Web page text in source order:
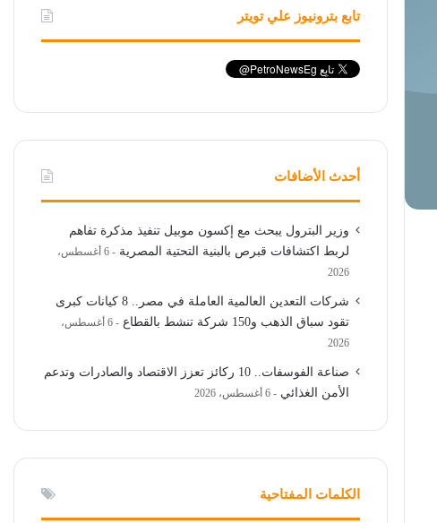
تابع بترونيوز علي تويتر
أحدث الأضافات
وزير البترول يبحث مع إكسون موبيل تنفيذ مذكرة تفاهم
لربط اكتشافات قبرص بالبنية التحتية المصرية
6 أغسطس،
2026
شركات التعدين العالمية العاملة في مصر.. 8 كيانات كبرى
تقود سباق الذهب و150 شركة تنشط بالقطاع
6 أغسطس،
2026
صناعة الفوسفات.. 10 ركائز تعزز الاقتصاد والصادرات وتدعم
الأمن الغذائي
6 أغسطس، 2026
الكلمات المفتاحية